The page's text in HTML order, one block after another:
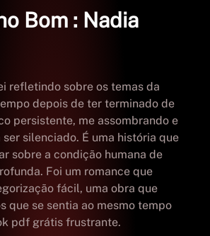
Bom : Nadia
refletindo sobre os temas da
depois de ter terminado de
persistente, me assombrando e
ser silenciado. É uma história que
sobre a condição humana de
Foi um romance que
fácil, uma obra que
que se sentia ao mesmo tempo
pdf grátis frustrante.